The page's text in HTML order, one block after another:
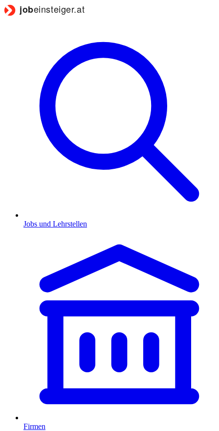
Jobs und Lehrstellen
Firmen